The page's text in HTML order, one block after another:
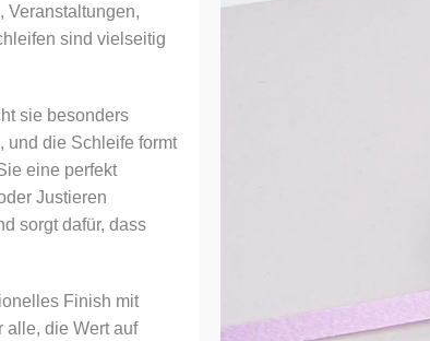
Veranstaltungen,
sind vielseitig
sie besonders
und die Schleife formt
eine perfekt
Justieren
sorgt dafür, dass
Finish mit
alle, die Wert auf